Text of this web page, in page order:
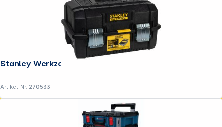
Stanley Werkzeugbox FatMax
Artikel-Nr.:270533